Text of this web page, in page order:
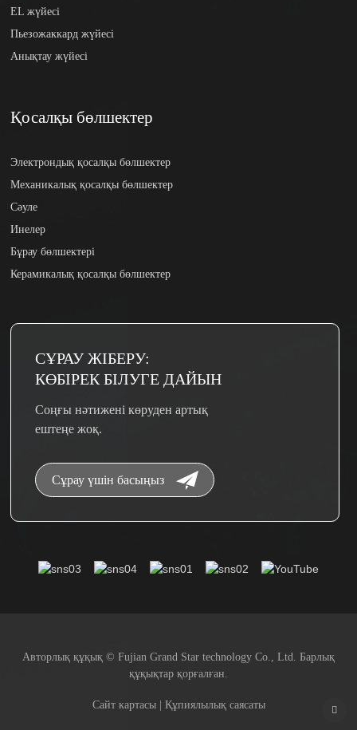
EL жүйесі
Пьезожаккард жүйесі
Анықтау жүйесі
Қосалқы бөлшектер
Электрондық қосалқы бөлшектер
Механикалық қосалқы бөлшектер
Сәуле
Инелер
Бұрау бөлшектері
Керамикалық қосалқы бөлшектер
СҰРАУ ЖІБЕРУ:
КӨБІРЕК БІЛУГЕ ​​ДАЙЫН
Соңғы нәтижені көруден артық
ештеңе жоқ.
Сұрау үшін басыңыз
Авторлық құқық © Fujian Grand Star technology Co., Ltd. Барлық
құқықтар қорғалған.
Сайт картасы | Құпиялылық саясаты